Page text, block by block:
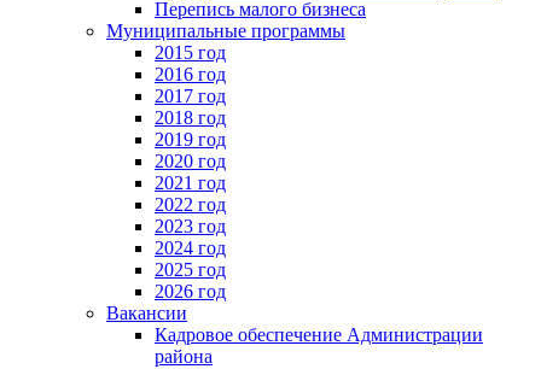
Перепись малого бизнеса
Муниципальные программы
2015 год
2016 год
2017 год
2018 год
2019 год
2020 год
2021 год
2022 год
2023 год
2024 год
2025 год
2026 год
Вакансии
Кадровое обеспечение Администрации
района